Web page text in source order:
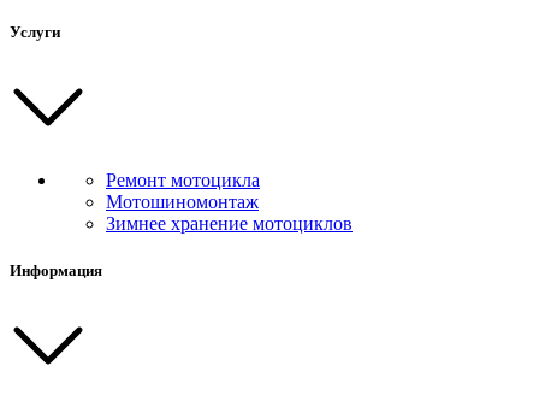
Услуги
Ремонт мотоцикла
Мотошиномонтаж
Зимнее хранение мотоциклов
Информация